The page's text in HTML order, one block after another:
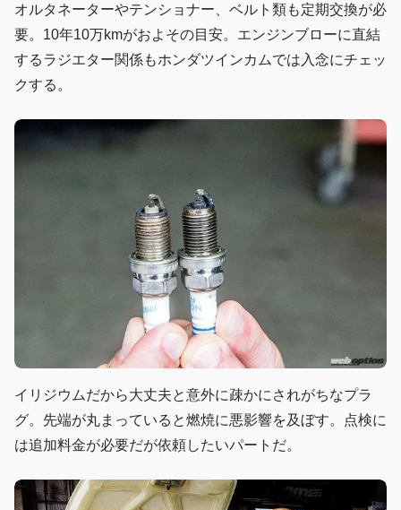
オルタネーターやテンショナー、ベルト類も定期交換が必
要。10年10万kmがおよその目安。エンジンブローに直結
するラジエター関係もホンダツインカムでは入念にチェッ
クする。
イリジウムだから大丈夫と意外に疎かにされがちなプラ
グ。先端が丸まっていると燃焼に悪影響を及ぼす。点検に
は追加料金が必要だが依頼したいパートだ。